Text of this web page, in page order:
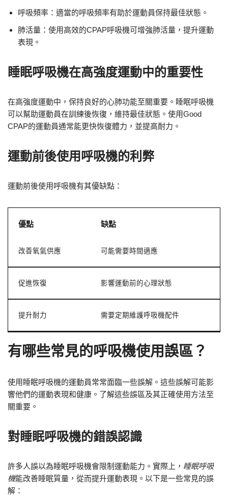
呼吸頻率：適當的呼吸頻率有助於運動員保持最佳狀態。
肺活量：使用高效的CPAP呼吸機可增強肺活量，提升運動
表現。
睡眠呼吸機在高強度運動中的重要性
在高強度運動中，保持良好的心肺功能至關重要。睡眠呼吸機
可以幫助運動員在訓練後恢復，維持最佳狀態。使用Good
CPAP的運動員通常能更快恢復體力，並提高耐力。
運動前後使用呼吸機的利弊
運動前後使用呼吸機有其優缺點：
優點 缺點
改善氧氣供應 可能需要時間適應
促進恢復 影響運動前的心理狀態
提升耐力 需要定期維護呼吸機配件
有哪些常見的呼吸機使用誤區？
使用睡眠呼吸機的運動員常常面臨一些誤解。這些誤解可能影
響他們的運動表現和健康。了解這些誤區及其正確使用方法至
關重要。
對睡眠呼吸機的錯誤認識
許多人誤以為睡眠呼吸機會限制運動能力。實際上， 睡眠呼吸
機能改善睡眠質量，從而提升運動表現。以下是一些常見的誤
解：